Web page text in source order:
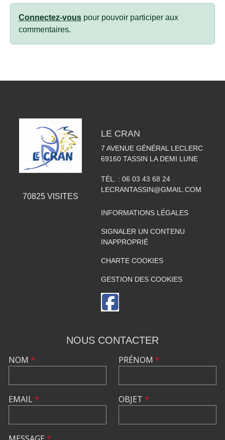
Connectez-vous pour pouvoir participer aux
commentaires.
70825VISITES
LE CRAN
7 AVENUE GÉNÉRAL LECLERC
69160 TASSIN LA DEMI LUNE
TÉL. : 06 03 43 68 24
LECRANTASSIN@GMAIL.COM
INFORMATIONS LÉGALES
SIGNALER UN CONTENU
INAPPROPRIÉ
CHARTE COOKIES
GESTION DES COOKIES
NOUS CONTACTER
NOM *
EMAIL*
PRÉNOM *
OBJET *